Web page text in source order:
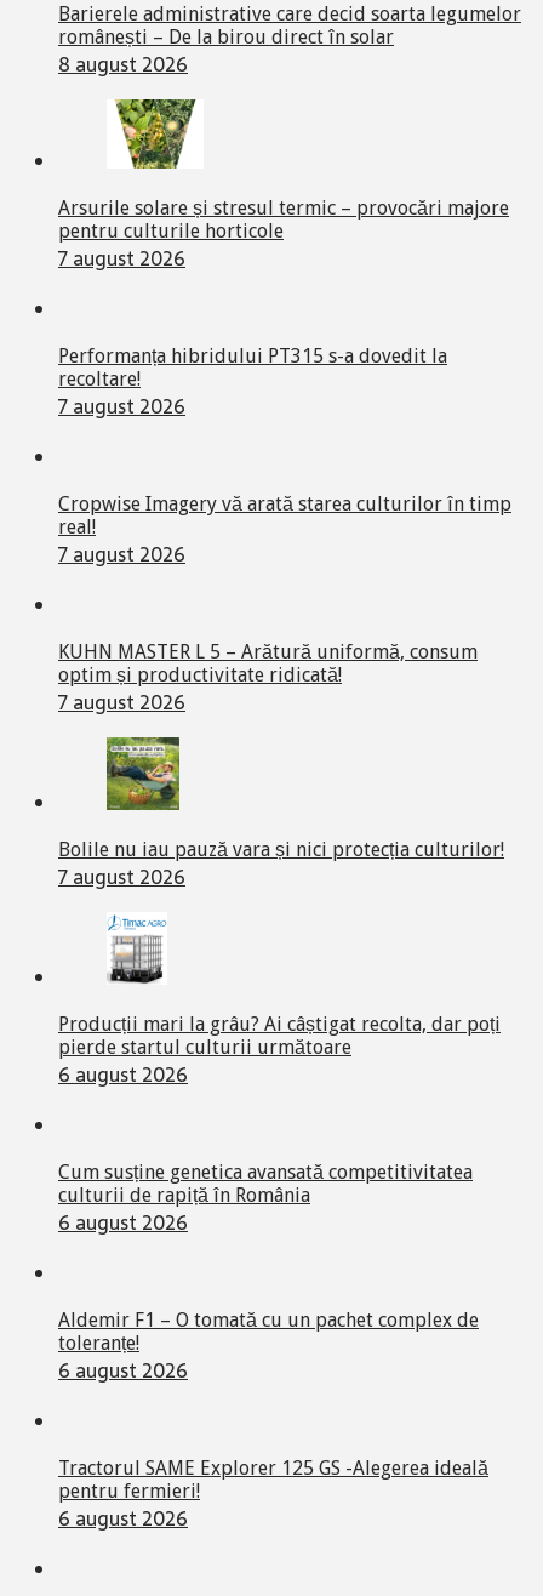
Barierele administrative care decid soarta legumelor
românești – De la birou direct în solar
8 august 2026
Arsurile solare și stresul termic – provocări majore
pentru culturile horticole
7 august 2026
Performanța hibridului PT315 s-a dovedit la
recoltare!
7 august 2026
Cropwise Imagery vă arată starea culturilor în timp
real!
7 august 2026
KUHN MASTER L 5 – Arătură uniformă, consum
optim și productivitate ridicată!
7 august 2026
Bolile nu iau pauză vara și nici protecția culturilor!
7 august 2026
Producții mari la grâu? Ai câștigat recolta, dar poți
pierde startul culturii următoare
6 august 2026
Cum susține genetica avansată competitivitatea
culturii de rapiță în România
6 august 2026
Aldemir F1 – O tomată cu un pachet complex de
toleranțe!
6 august 2026
Tractorul SAME Explorer 125 GS -Alegerea ideală
pentru fermieri!
6 august 2026